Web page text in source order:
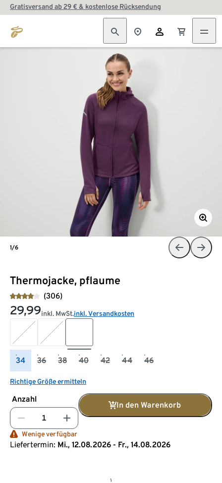
Gratisversand ab 29 € & kostenlose Rücksendung
Thermojacke, pflaume
(306)
29,99inkl. MwSt.inkl. Versandkosten
34 36 38 40 42 44 46
Richtige Größe ermitteln
Anzahl
In den Warenkorb
Wenige verfügbar
Liefertermin: Mi., 12.08.2026 - Fr., 14.08.2026
1/6